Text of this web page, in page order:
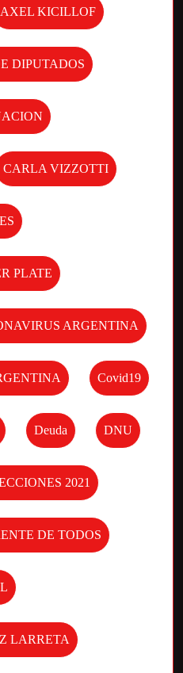
AXEL KICILLOF
DIPUTADOS
CARLA VIZZOTTI
PLATE
ARGENTINA
Covid19
Deuda DNU
2021
DE TODOS
LARRETA